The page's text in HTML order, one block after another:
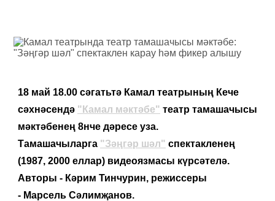
18 май 18.00 сәгатьтә Камал театрының Кече
сәхнәсендә "Камал мәктәбе" театр тамашачысы
мәктәбенең 8нче дәресе уза.
Тамашачыларга "Зәңгәр шәл" спектакленең
(1987, 2000 еллар) видеоязмасы күрсәтелә.
Авторы - Кәрим Тинчурин, режиссеры
- Марсель Сәлимҗанов.